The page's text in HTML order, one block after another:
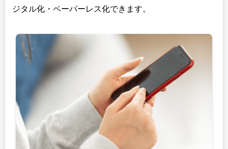
ジタル化・ペーパーレス化できます。